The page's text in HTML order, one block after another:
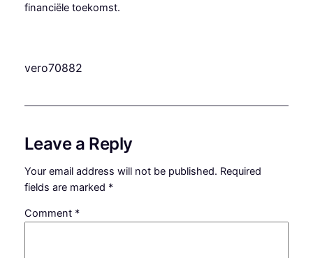
financiële toekomst.
vero70882
Leave a Reply
Your email address will not be published. Required
fields are marked *
Comment *